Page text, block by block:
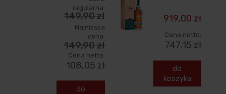
regularna:
149,90 zł
Najniższa
cena:
149,90 zł
Cena netto:
108,05 zł
do
919,00 zł
Cena netto:
747,15 zł
do
koszyka